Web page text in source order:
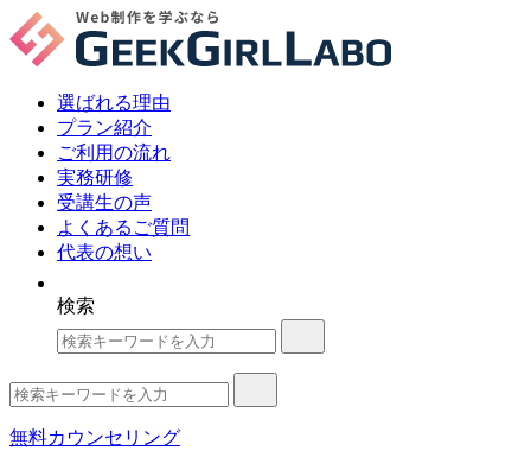
選ばれる理由
プラン紹介
ご利用の流れ
実務研修
受講生の声
よくあるご質問
代表の想い
検索
無料カウンセリング